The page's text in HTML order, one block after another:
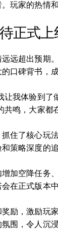
玩家的热情
正式
远远超出预
口碑背书，
让我体验到
鸣，大家都
住了核心玩
策略深度的追
加空降任务
在正式版本
励，激励玩
围，令人沉